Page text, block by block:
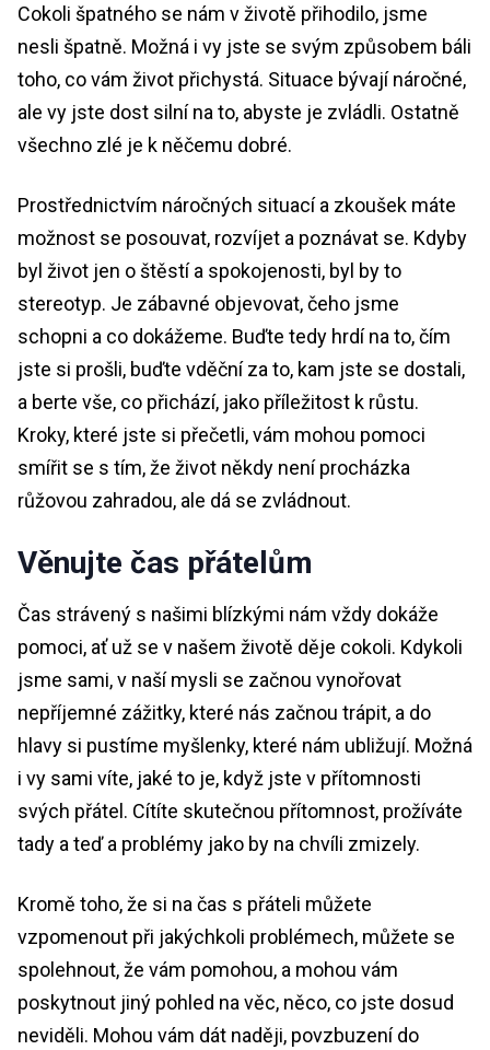
Cokoli špatného se nám v životě přihodilo, jsme
nesli špatně. Možná i vy jste se svým způsobem báli
toho, co vám život přichystá. Situace bývají náročné,
ale vy jste dost silní na to, abyste je zvládli. Ostatně
všechno zlé je k něčemu dobré.
Prostřednictvím náročných situací a zkoušek máte
možnost se posouvat, rozvíjet a poznávat se. Kdyby
byl život jen o štěstí a spokojenosti, byl by to
stereotyp. Je zábavné objevovat, čeho jsme
schopni a co dokážeme. Buďte tedy hrdí na to, čím
jste si prošli, buďte vděční za to, kam jste se dostali,
a berte vše, co přichází, jako příležitost k růstu.
Kroky, které jste si přečetli, vám mohou pomoci
smířit se s tím, že život někdy není procházka
růžovou zahradou, ale dá se zvládnout.
Věnujte čas přátelům
Čas strávený s našimi blízkými nám vždy dokáže
pomoci, ať už se v našem životě děje cokoli. Kdykoli
jsme sami, v naší mysli se začnou vynořovat
nepříjemné zážitky, které nás začnou trápit, a do
hlavy si pustíme myšlenky, které nám ubližují. Možná
i vy sami víte, jaké to je, když jste v přítomnosti
svých přátel. Cítíte skutečnou přítomnost, prožíváte
tady a teď a problémy jako by na chvíli zmizely.
Kromě toho, že si na čas s přáteli můžete
vzpomenout při jakýchkoli problémech, můžete se
spolehnout, že vám pomohou, a mohou vám
poskytnout jiný pohled na věc, něco, co jste dosud
neviděli. Mohou vám dát naději, povzbuzení do